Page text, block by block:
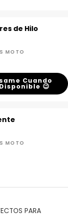
de Hilo
MOTO
Cuando
😉
MOTO
PARA